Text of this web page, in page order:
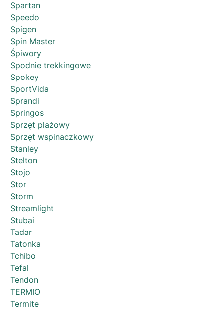
Spartan
Speedo
Spigen
Spin Master
Śpiwory
Spodnie trekkingowe
Spokey
SportVida
Sprandi
Springos
Sprzęt plażowy
Sprzęt wspinaczkowy
Stanley
Stelton
Stojo
Stor
Storm
Streamlight
Stubai
Tadar
Tatonka
Tchibo
Tefal
Tendon
TERMIO
Termite